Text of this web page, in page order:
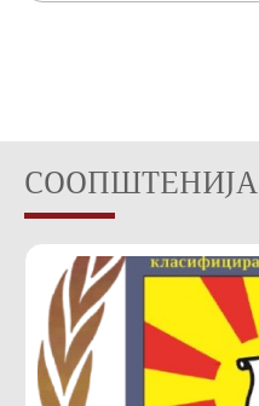
СООПШТЕНИЈА